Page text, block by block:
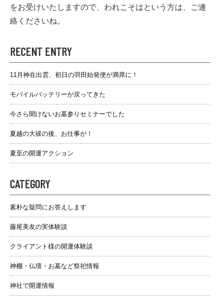
をお受けいたしますので、われこそはという方は、ご連
絡くださいね。
RECENT ENTRY
11月神在出雲、初日の羽田始発便が満席に！
モバイルバッテリーが戻ってきた
今さら聞けないお墓参りセミナーでした
夏越の大祓の後、お仕事が！
夏至の開運アクション
CATEGORY
素朴な疑問にお答えします
藤尾美友の実体験談
クライアント様の開運体験談
神棚・仏壇・お墓など祭祀情報
神社で開運情報